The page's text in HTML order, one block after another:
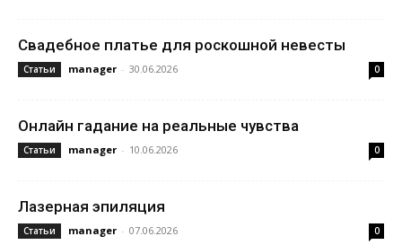
Свадебное платье для роскошной невесты
Статьи manager - 30.06.2026 0
Онлайн гадание на реальные чувства
Статьи manager - 10.06.2026 0
Лазерная эпиляция
Статьи manager - 07.06.2026 0